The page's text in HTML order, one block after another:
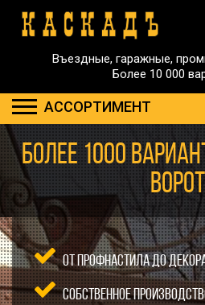
Въездные, гаражные,
Более 10 000
АССОРТИМЕНТ
Более 1000
От профнастила до
Собственное